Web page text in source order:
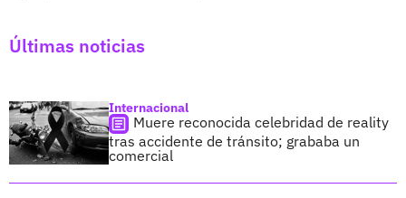
Últimas noticias
Internacional
Muere reconocida celebridad de reality
tras accidente de tránsito; grababa un
comercial